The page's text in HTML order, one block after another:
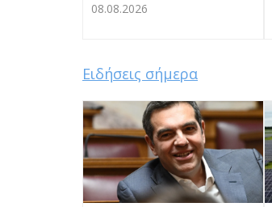
08.08.2026
Ειδήσεις σήμερα